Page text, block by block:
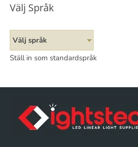
Välj Språk
Välj språk
Ställ in som standardspråk